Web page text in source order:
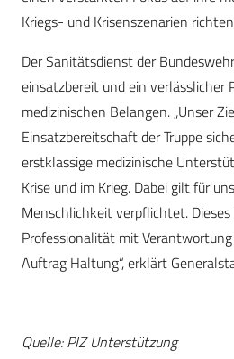
Kriegs- und Krisenszenarien
Der Sanitätsdienst der
einsatzbereit und ein verlässlicher
medizinischen Belangen. „Unser
Einsatzbereitschaft der Truppe
erstklassige medizinische
Krise und im Krieg. Dabei gilt für
Menschlichkeit verpflichtet.
Professionalität mit
Auftrag Haltung“, erklärt
Quelle: PIZ Unterstützung